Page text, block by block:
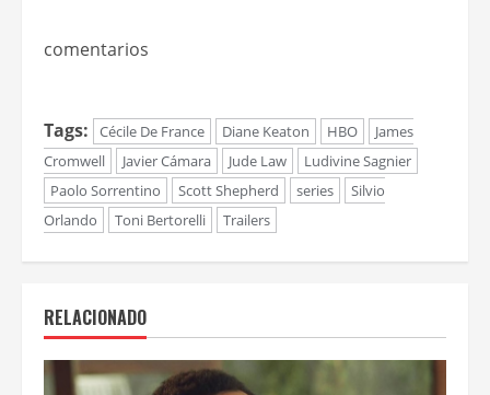
comentarios
Tags: Cécile De France Diane Keaton HBO
James
Cromwell
Javier Cámara Jude Law
Ludivine Sagnier
Paolo Sorrentino
Scott Shepherd series
Silvio
Orlando
Toni Bertorelli Trailers
RELACIONADO